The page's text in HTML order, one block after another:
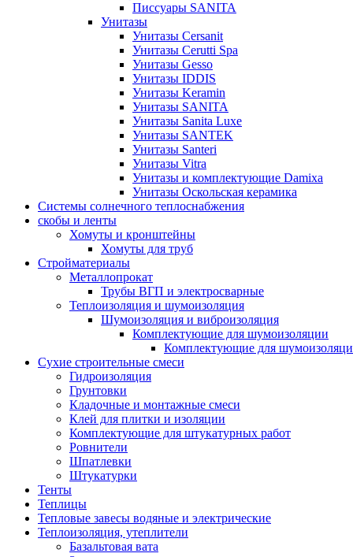
Писсуары SANITA
Унитазы
Унитазы Cersanit
Унитазы Cerutti Spa
Унитазы Gesso
Унитазы IDDIS
Унитазы Keramin
Унитазы SANITA
Унитазы Sanita Luxe
Унитазы SANTEK
Унитазы Santeri
Унитазы Vitra
Унитазы и комплектующие Damixa
Унитазы Оскольская керамика
Системы солнечного теплоснабжения
скобы и ленты
Хомуты и кронштейны
Хомуты для труб
Стройматериалы
Металлопрокат
Трубы ВГП и электросварные
Теплоизоляция и шумоизоляция
Шумоизоляция и виброизоляция
Комплектующие для шумоизоляции
Комплектующие для
Сухие строительные смеси
Гидроизоляция
Грунтовки
Кладочные и монтажные смеси
Клей для плитки и изоляции
Комплектующие для штукатурных работ
Ровнители
Шпатлевки
Штукатурки
Тенты
Теплицы
Тепловые завесы водяные и электрические
Теплоизоляция, утеплители
Базальтовая вата